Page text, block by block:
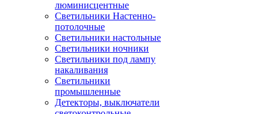
люминисцентные
Светильники Настенно-
потолочные
Светильники настольные
Светильники ночники
Светильники под лампу
накаливания
Светильники
промышленные
Детекторы, выключатели